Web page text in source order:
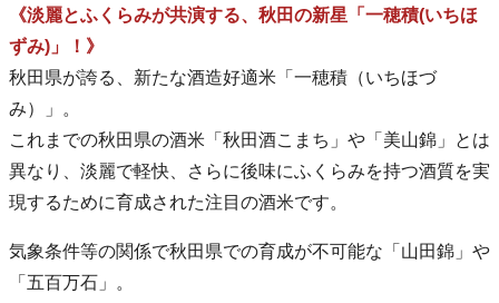
《淡麗とふくらみが共演する、秋田の新星「一穂積(いちほ
ずみ)」！》
秋田県が誇る、新たな酒造好適米「一穂積（いちほづ
み）」。
これまでの秋田県の酒米「秋田酒こまち」や「美山錦」とは
異なり、淡麗で軽快、さらに後味にふくらみを持つ酒質を実
現するために育成された注目の酒米です。
気象条件等の関係で秋田県での育成が不可能な「山田錦」や
「五百万石」。